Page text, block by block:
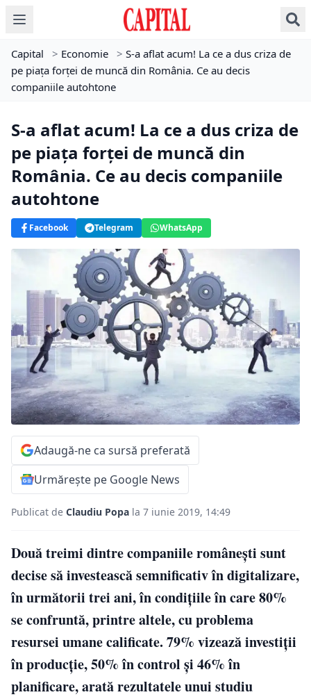
Capital > Economie > S-a aflat acum! La ce a dus criza de
pe piața forței de muncă din România. Ce au decis
companiile autohtone
S-a aflat acum! La ce a dus criza de
pe piața forței de muncă din
România. Ce au decis companiile
autohtone
Facebook Telegram WhatsApp
Adaugă-ne ca sursă preferată
Urmărește pe Google News
Publicat de Claudiu Popa la 7 iunie 2019, 14:49
Două treimi dintre companiile românești sunt
decise să investească semnificativ în digitalizare,
în următorii trei ani, în condițiile în care 80%
se confruntă, printre altele, cu problema
resursei umane calificate. 79% vizează investiții
în producție, 50% în control și 46% în
planificare, arată rezultatele unui studiu